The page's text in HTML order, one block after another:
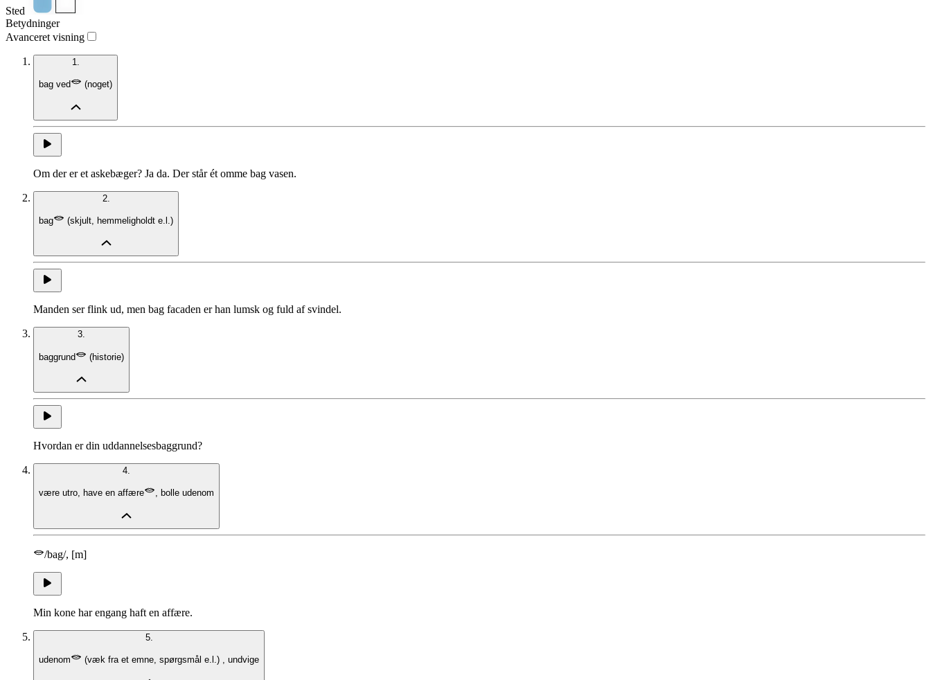
Sted
Betydninger
Avanceret visning
1.
bag ved (noget)
Om der er et askebæger? Ja da. Der står ét omme bag vasen.
2.
bag (skjult, hemmeligholdt e.l. )
Manden ser flink ud, men bag facaden er han lumsk og fuld af svindel.
3.
baggrund (historie)
Hvordan er din uddannelsesbaggrund?
4.
være utro, have en affære , bolle udenom
/bag/, [m]
Min kone har engang haft en affære.
5.
udenom (væk fra et emne, spørgsmål e.l. ) undvige